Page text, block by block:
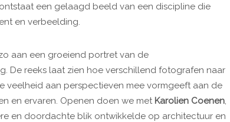
een gelaagd beeld van een discipline die
en verbeelding.
aan een groeiend portret van de
De reeks laat zien hoe verschillend fotografen naar
veelheid aan perspectieven mee vormgeeft aan de
en ervaren. Openen doen we met Karolien Coenen,
en doordachte blik ontwikkelde op architectuur en